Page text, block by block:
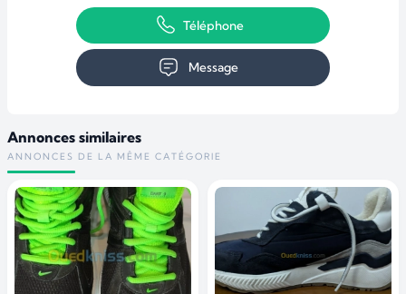
Téléphone
Message
Annonces similaires
ANNONCES DE LA MÊME CATÉGORIE